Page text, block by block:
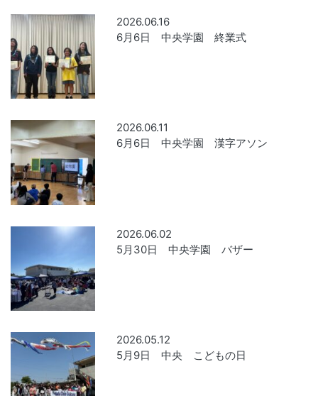
2026.06.16
6月6日 中央学園 終業式
2026.06.11
6月6日 中央学園 漢字アソン
2026.06.02
5月30日 中央学園 バザー
2026.05.12
5月9日 中央 こどもの日